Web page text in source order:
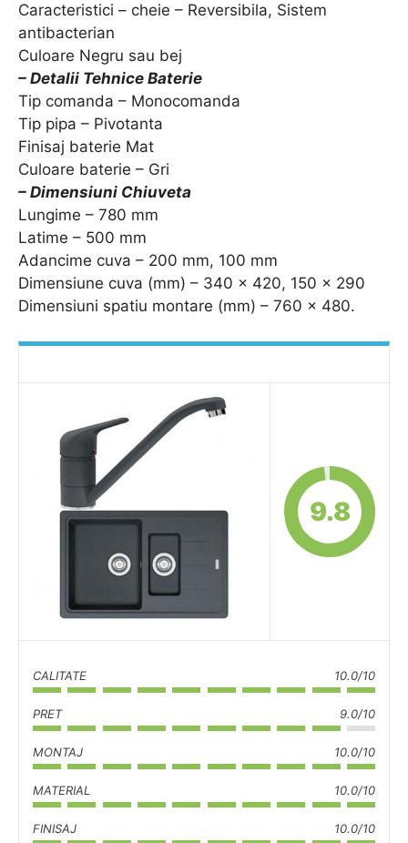
Caracteristici – cheie – Reversibila, Sistem
antibacterian
Culoare Negru sau bej
– Detalii Tehnice Baterie
Tip comanda – Monocomanda
Tip pipa – Pivotanta
Finisaj baterie Mat
Culoare baterie – Gri
– Dimensiuni Chiuveta
Lungime – 780 mm
Latime – 500 mm
Adancime cuva – 200 mm, 100 mm
Dimensiune cuva (mm) – 340 x 420, 150 x 290
Dimensiuni spatiu montare (mm) – 760 x 480.
9.8
CALITATE 10.0/10
PRET 9.0/10
MONTAJ 10.0/10
MATERIAL 10.0/10
FINISAJ 10.0/10